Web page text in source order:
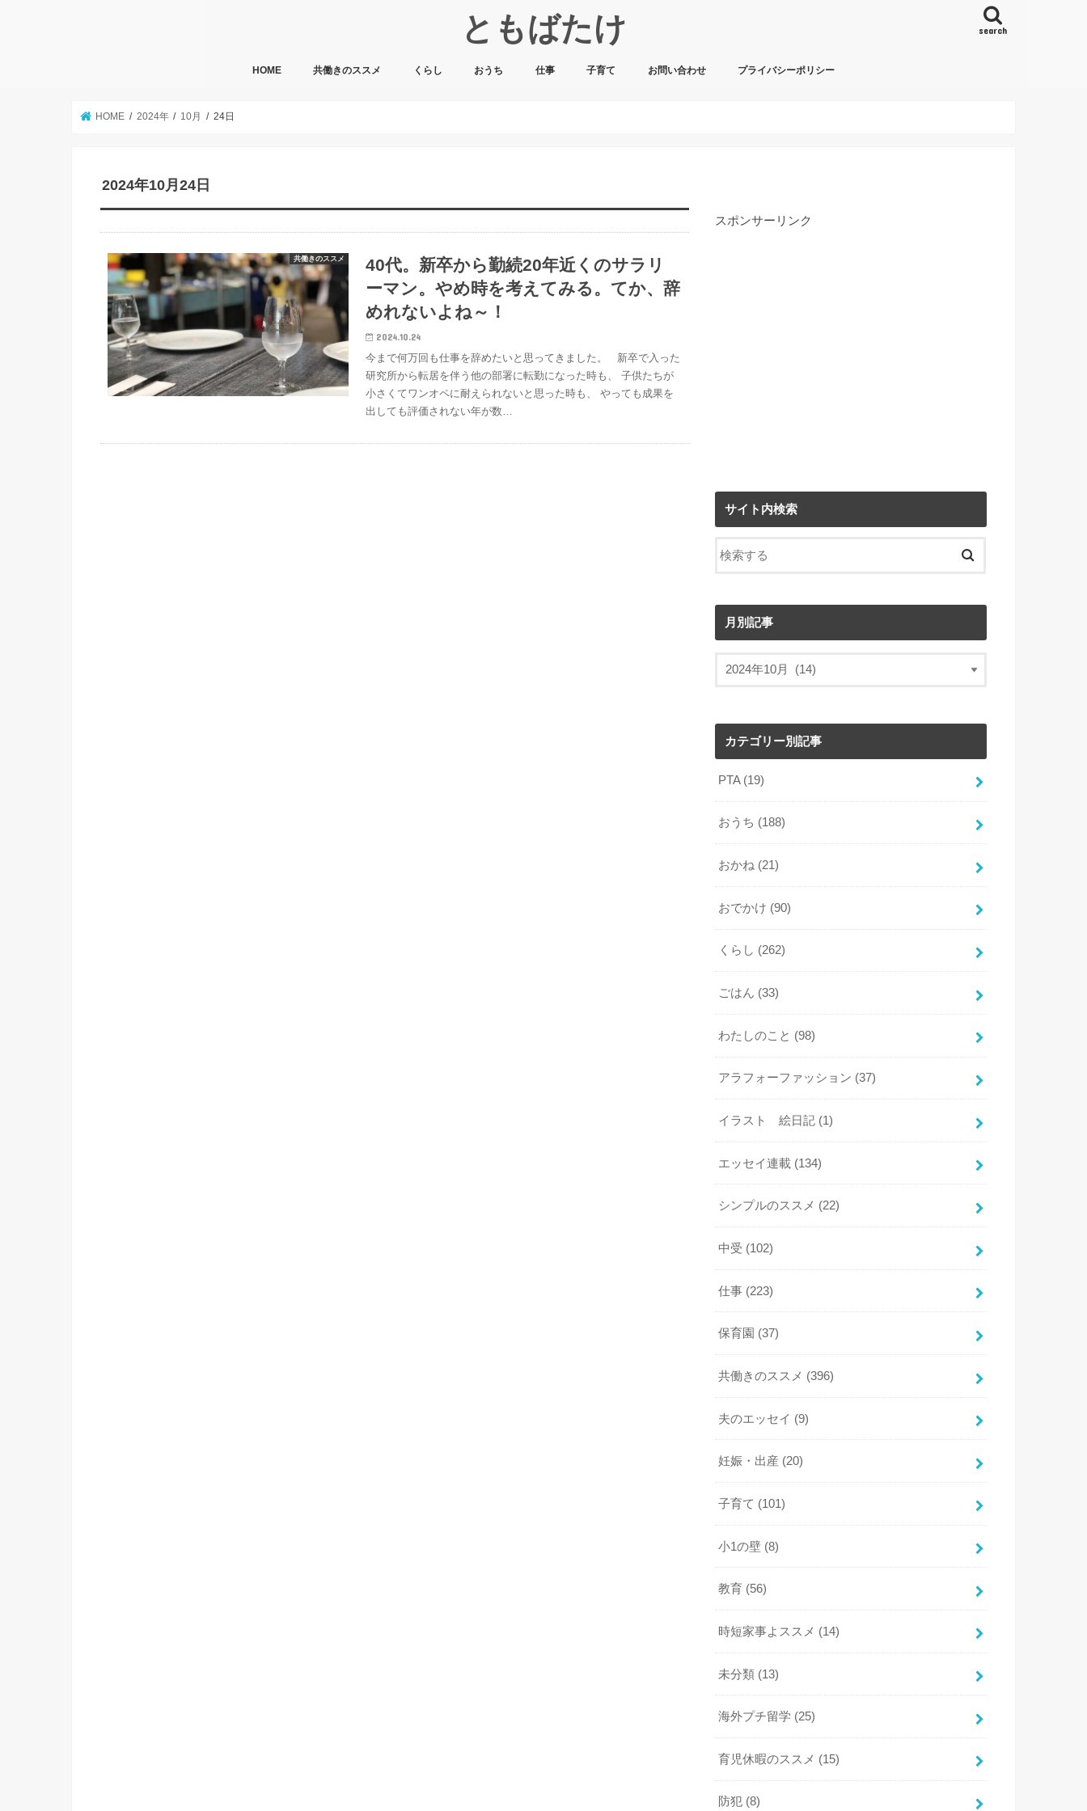
ともばたけ search
HOME 共働きのススメ くらし おうち 仕事 子育て お問い合わせ プライバシーポリシー
HOME 2024年 10月 24日
2024年10月24日
共働きのススメ
40代。新卒から勤続20年近くのサラリ
ーマン。やめ時を考えてみる。てか、辞
めれないよね～！
2024.10.24
今まで何万回も仕事を辞めたいと思ってきました。 新卒で入った
研究所から転居を伴う他の部署に転勤になった時も、 子供たちが
小さくてワンオペに耐えられないと思った時も、 やっても成果を
出しても評価されない年が数…
スポンサーリンク
サイト内検索
月別記事
カテゴリー別記事
PTA (19)
おうち (188)
おかね (21)
おでかけ (90)
くらし (262)
ごはん (33)
わたしのこと (98)
アラフォーファッション (37)
イラスト 絵日記 (1)
エッセイ連載 (134)
シンプルのススメ (22)
中受 (102)
仕事 (223)
保育園 (37)
共働きのススメ (396)
夫のエッセイ (9)
妊娠・出産 (20)
子育て (101)
小1の壁 (8)
教育 (56)
時短家事よススメ (14)
未分類 (13)
海外プチ留学 (25)
育児休暇のススメ (15)
防犯 (8)